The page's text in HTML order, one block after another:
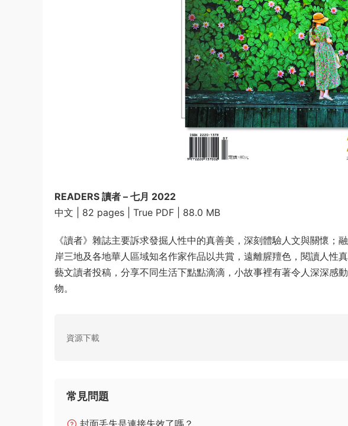
READERS 讀者 – 七月 2022
中文 | 82 pages | True PDF | 88.0 MB
《讀者》雜誌主要訴求發掘人性中的真善美，深刻體驗人文與關懷；
岸三地及各地華人區域知名作家作品以共賞，遠離腥羶色，閱讀人性
藝文讀者投稿，分享不同生活下點點滴滴，小故事裡有著令人深深感
物。
資源下載
常見問題